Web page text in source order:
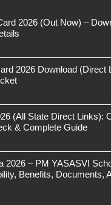
2026 (Out Now) –
2026 Download (Direct
(All State Direct Links):
& Complete Guide
2026 – PM YASASVI
Benefits, Documents,